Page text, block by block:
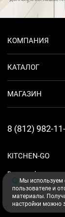
Лёгкость
такому
приготовления
KITCHEN-GO
Ваш комфорт -
КОМПАНИЯ
КАТАЛОГ
МАГАЗИН
8 (812) 982-
Мы используем
пользователе и
материалы.
настройки можно